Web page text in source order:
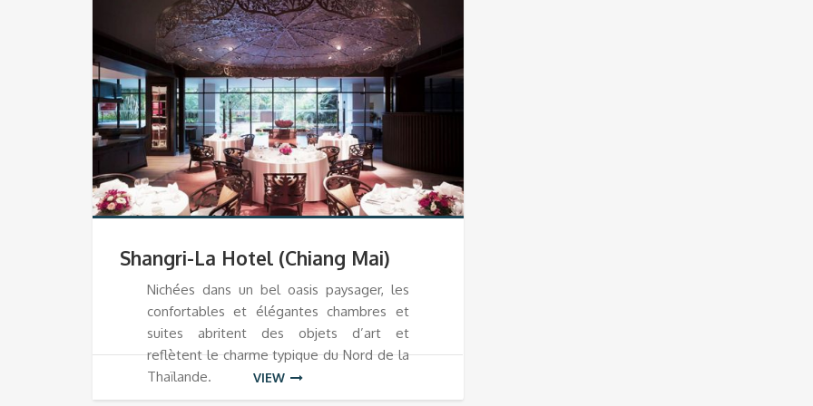
Shangri-La Hotel (Chiang Mai)
Nichées dans un bel oasis paysager, les
confortables et élégantes chambres et
suites abritent des objets d’art et
reflètent le charme typique du Nord de la
Thaïlande.
VIEW